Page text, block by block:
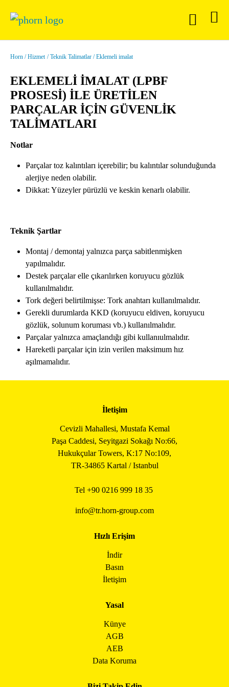
Horn Hizmet Teknik Talimatlar Eklemeli imalat
EKLEMELI IMALAT (LPBF
PROSESİ) İLE ÜRETİLEN
PARÇALAR İÇİN GÜVENLİK
TALİMATLARI
Notlar
Parçalar toz kalıntıları içerebilir; bu kalıntılar solunduğunda
alerjiye neden olabilir.
Dikkat: Yüzeyler pürüzlü ve keskin kenarlı olabilir.
Teknik Şartlar
Montaj / demontaj yalnızca parça sabitlenmişken
yapılmalıdır.
Destek parçalar elle çıkarılırken koruyucu gözlük
kullanılmalıdır.
Tork değeri belirtilmişse: Tork anahtarı kullanılmalıdır.
Gerekli durumlarda KKD (koruyucu eldiven, koruyucu
gözlük, solunum koruması vb.) kullanılmalıdır.
Parçalar yalnızca amaçlandığı gibi kullanıulmalıdır.
Hareketli parçalar için izin verilen maksimum hız
aşılmamalıdır.
İletişim
Cevizli Mahallesi, Mustafa Kemal
Paşa Caddesi, Seyitgazi Sokağı No:66,
Hukukçular Towers, K:17 No:109,
TR-34865 Kartal / Istanbul
Tel +90 0216 999 18 35
info@tr.horn-group.com
Hızlı Erişim
İndir
Basın
İletişim
Yasal
Künye
AGB
AEB
Data Koruma